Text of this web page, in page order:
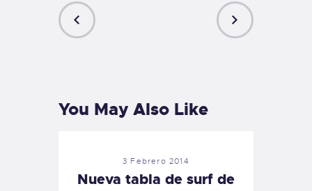
You May Also Like
3 Febrero 2014
Nueva tabla de surf de